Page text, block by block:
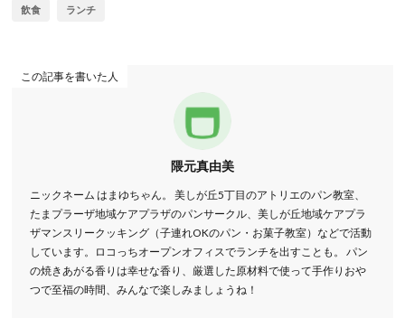
飲食 ランチ
この記事を書いた人
隈元真由美
ニックネーム はまゆちゃん。 美しが丘5丁目のアトリエのパン教室、
たまプラーザ地域ケアプラザのパンサークル、美しが丘地域ケアプラ
ザマンスリークッキング（子連れOKのパン・お菓子教室）などで活動
しています。ロコっちオープンオフィスでランチを出すことも。 パン
の焼きあがる香りは幸せな香り、厳選した原材料で使って手作りおや
つで至福の時間、みんなで楽しみましょうね！